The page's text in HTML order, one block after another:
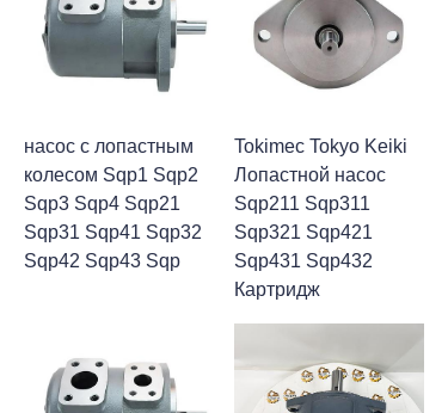
насос с лопастным
колесом Sqp1 Sqp2
Sqp3 Sqp4 Sqp21
Sqp31 Sqp41 Sqp32
Sqp42 Sqp43 Sqp
Tokimec Tokyo Keiki
Лопастной насос
Sqp211 Sqp311
Sqp321 Sqp421
Sqp431 Sqp432
Картридж